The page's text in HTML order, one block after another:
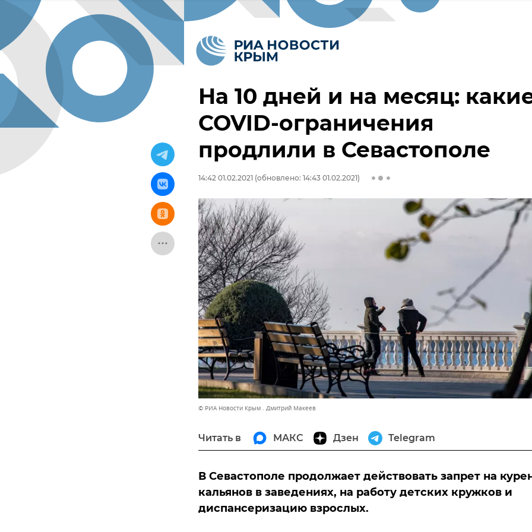
На 10 дней и на месяц:
COVID-ограничения
продлили в Севастополе
14:42 01.02.2021 (обновлено: 14:43 01.02.2021)
© РИА Новости Крым . Дмитрий Макеев
Читать в МАКС Дзен Telegram
В Севастополе продолжает действовать запрет на
кальянов в заведениях, на работу детских кружков и
диспансеризацию взрослых.